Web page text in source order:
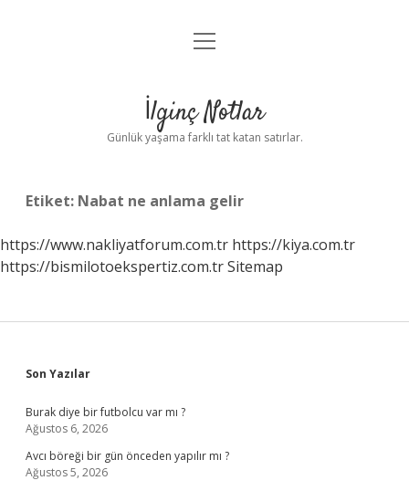
Anasayfa
Yasal Uyarı
menüyü
İlginç Notlar
Günlük yaşama farklı tat katan satırlar.
Etiket: Nabat ne anlama gelir
https://www.nakliyatforum.com.tr https://kiya.com.tr
https://bismilotoekspertiz.com.trSitemap
Sidebar
Son Yazılar
Burak diye bir futbolcu var mı ?
Ağustos 6, 2026
Avcı böreği bir gün önceden yapılır mı ?
Ağustos 5, 2026